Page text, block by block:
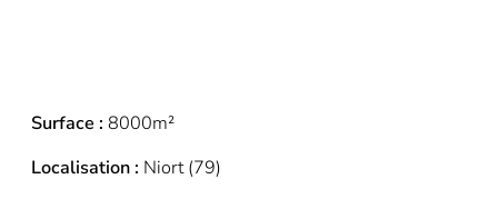
Surface : 8000m²
Localisation : Niort (79)